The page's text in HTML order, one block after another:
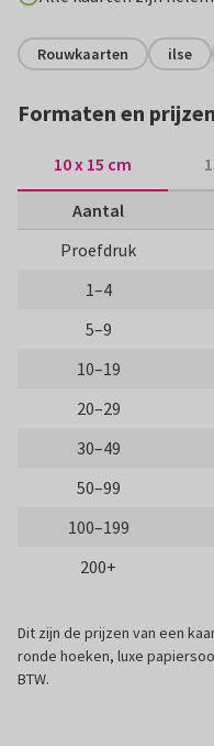
Rouwkaarten ilse
Formaten en prijzen
10 x 15 cm
Aantal
Proefdruk
1–4
5–9
10–19
20–29
30–49
50–99
100–199
200+
Dit zijn de prijzen van een
ronde hoeken, luxe
BTW.